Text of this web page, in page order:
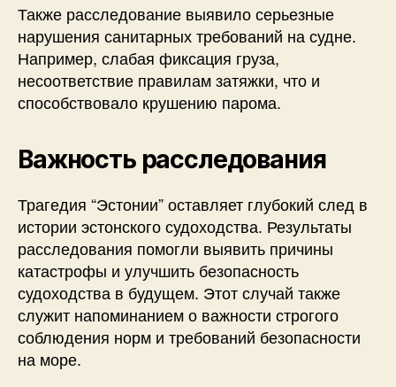
Также расследование выявило серьезные
нарушения санитарных требований на судне.
Например, слабая фиксация груза,
несоответствие правилам затяжки, что и
способствовало крушению парома.
Важность расследования
Трагедия “Эстонии” оставляет глубокий след в
истории эстонского судоходства. Результаты
расследования помогли выявить причины
катастрофы и улучшить безопасность
судоходства в будущем. Этот случай также
служит напоминанием о важности строгого
соблюдения норм и требований безопасности
на море.